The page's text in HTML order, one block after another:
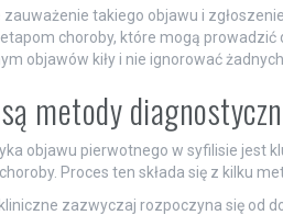
zauważenie takiego objawu i
choroby, które mogą
objawów kiły i nie ignorować
metody
objawu pierwotnego w syfilisie jest
Proces ten składa się z kilku
zazwyczaj rozpoczyna się od